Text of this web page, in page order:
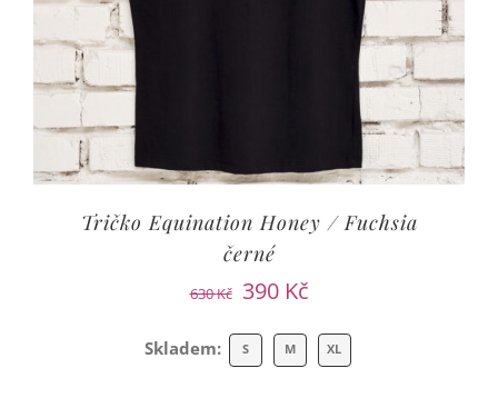
Tričko Equination Honey / Fuchsia
černé
630Kč 390 Kč
Skladem: S M XL